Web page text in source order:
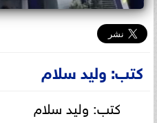
كتب: وليد سلام
كتب: وليد سلام